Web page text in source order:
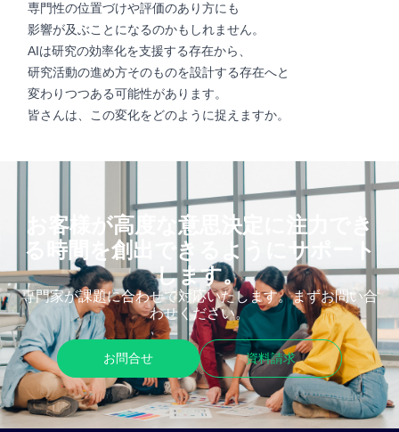
専門性の位置づけや評価のあり方にも
影響が及ぶことになるのかもしれません。
AIは研究の効率化を支援する存在から、
研究活動の進め方そのものを設計する存在へと
変わりつつある可能性があります。
皆さんは、この変化をどのように捉えますか。
お客様が高度な意思決定に注力でき
る時間を創出できるようにサポート
します。
専門家が課題に合わせて対応いたします。まずお問い合
わせください。
お問合せ 資料請求